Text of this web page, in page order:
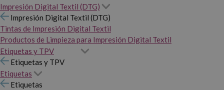
Impresión Digital Textil (DTG)
Impresión Digital Textil (DTG)
Tintas de Impresión Digital Textil
Productos de Limpieza para Impresión Digital Textil
Etiquetas y TPV
Etiquetas y TPV
Etiquetas
Etiquetas